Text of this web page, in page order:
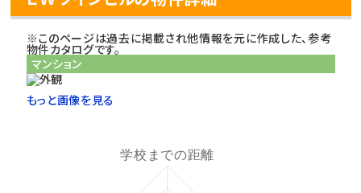
※このページは過去に掲載され他情報を元に作成した、参考
物件カタログです。
マンション
もっと画像を見る